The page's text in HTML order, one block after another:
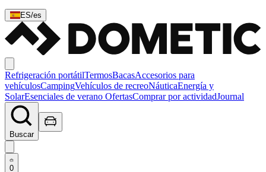
ES/es
Refrigeración portátilTermosBacasAccesorios para
vehículosCampingVehículos de recreoNáuticaEnergía y
SolarEsenciales de verano OfertasComprar por actividadJournal
Buscar
0